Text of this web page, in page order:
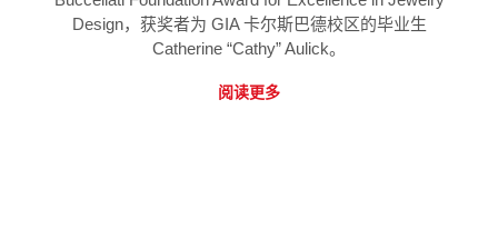
Design，获奖者为 GIA 卡尔斯巴德校区的毕业生
Catherine “Cathy” Aulick。
阅读更多